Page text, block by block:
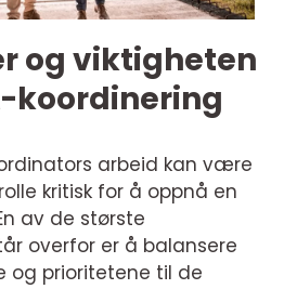
og viktigheten
koordinering
arbeid kan være
kritisk for å oppnå en
av de største
overfor er å balansere
og prioritetene til de